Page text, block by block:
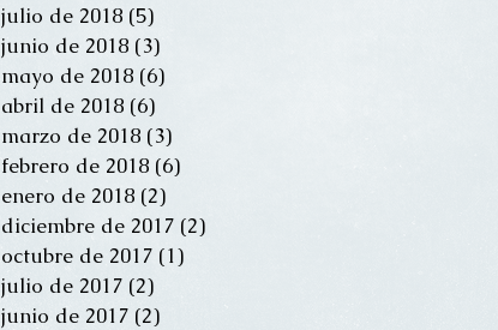
julio de 2018 (5)
junio de 2018 (3)
mayo de 2018 (6)
abril de 2018 (6)
marzo de 2018 (3)
febrero de 2018 (6)
enero de 2018 (2)
diciembre de 2017 (2)
octubre de 2017 (1)
julio de 2017 (2)
junio de 2017 (2)